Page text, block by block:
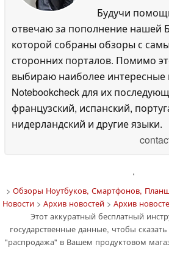
Будучи
отвечаю за пополнение нашей
которой собраны обзоры с
сторонних порталов. Помимо
выбираю наиболее интересные
Notebookcheck для их
французский, испанский,
нидерландский и другие языки.
'
> Обзоры Ноутбуков, Смартфонов,
Новости> Архив новостей> Архив
Этот аккуратный бесплатный
государственные данные, чтобы
"распродажа" в Вашем продуктовом